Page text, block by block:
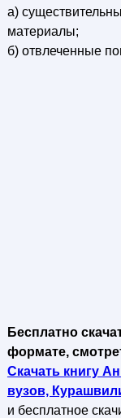
а)
материалы;
б) отвлеченные
Бесплатно
формате,
Скачать книгу
вузов,
и бесплатное